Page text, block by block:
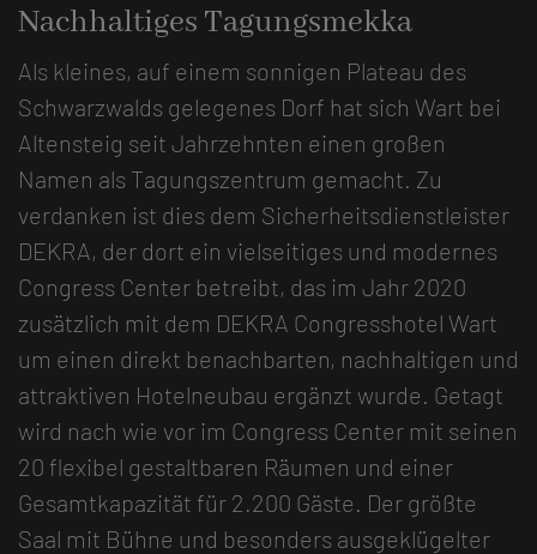
Nachhaltiges Tagungsmekka
Als kleines, auf einem sonnigen Plateau des
Schwarzwalds gelegenes Dorf hat sich Wart bei
Altensteig seit Jahrzehnten einen großen
Namen als Tagungszentrum gemacht. Zu
verdanken ist dies dem Sicherheitsdienstleister
DEKRA, der dort ein vielseitiges und modernes
Congress Center betreibt, das im Jahr 2020
zusätzlich mit dem DEKRA Congresshotel Wart
um einen direkt benachbarten, nachhaltigen und
attraktiven Hotelneubau ergänzt wurde. Getagt
wird nach wie vor im Congress Center mit seinen
20 flexibel gestaltbaren Räumen und einer
Gesamtkapazität für 2.200 Gäste. Der größte
Saal mit Bühne und besonders ausgeklügelter